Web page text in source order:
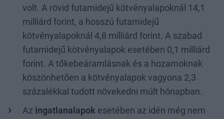
volt. A rövid futamidejű kötvényalapoknál 14,1
milliárd forint, a hosszú futamidejű
kötvényalapoknál 4,8 milliárd forint. A szabad
futamidejű kötvényalapok esetében 0,1 milliárd
forint. A tőkebeáramlásnak és a hozamoknak
köszönhetően a kötvényalapok vagyona 2,3
százalékkal tudott növekedni múlt hónapban.
Az ingatlanalapok esetében az idén még nem